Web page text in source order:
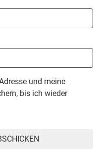
und meine
bis ich wieder